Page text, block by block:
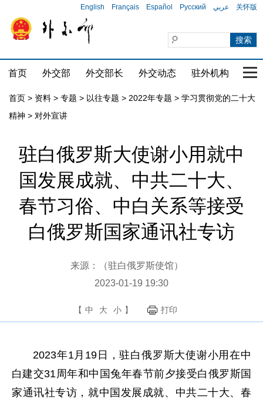
English Français Español Русский عربي 关怀版
首页 外交部 外交部长 外交动态 驻外机构 国
首页 > 资料 > 专题 > 以往专题 > 2022年专题 > 学习贯彻党的二十大
精神 > 对外宣讲
驻白俄罗斯大使谢小用就中
国发展成就、中共二十大、
春节习俗、中白关系等接受
白俄罗斯国家通讯社专访
来源：（驻白俄罗斯使馆）
2023-01-19 19:30
【 中 大 小 】 打印
2023年1月19日，驻白俄罗斯大使谢小用在中
白建交31周年和中国兔年春节前夕接受白俄罗斯国
家通讯社专访，就中国发展成就、中共二十大、春